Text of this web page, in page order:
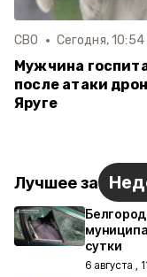
СВО Сегодня, 10:54
Мужчина
после атаки
Яруге
Лучшее за
сутки
6 августа ,